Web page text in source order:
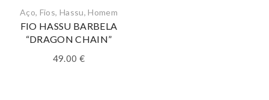
Aço, Fios, Hassu,Homem
FIO HASSU BARBELA
“DRAGON CHAIN”
49.00 €